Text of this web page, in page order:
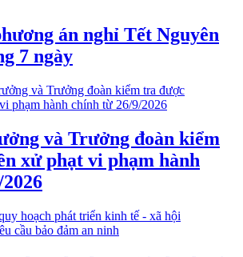
án nghỉ Tết Nguyên
7 ngày
và Trưởng đoàn kiểm
xử phạt vi phạm hành